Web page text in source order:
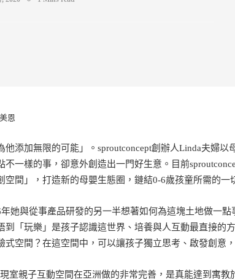
恩
他添加無限的可能」。sproutconcept創辦人Linda夫婦
不一樣的事，卻意外創造出一門好生意。目前
空間」，打造新的母嬰生態圈，鏈結0-6歲孩童所需的一
她與從事產品研發的另一半想著如何為這塊土地做一
到「玩樂」是孩子認識這世界、培養與人互動最直接的
式空間？在這空間中，可以讓孩子獨立思考、啟發創意
室親子互動空間在亞洲做的非常完善，是真能達到寓教